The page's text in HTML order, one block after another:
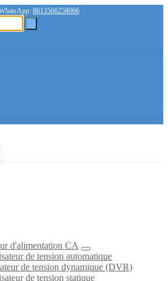
8613566258066
d'alimentation CA
de tension automatique
de tension dynamique (DVR)
de tension statique